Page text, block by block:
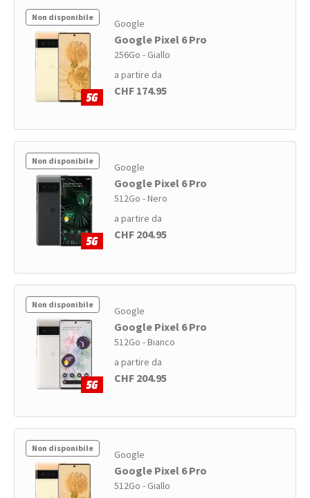
Non disponibile Google
Google Pixel 6 Pro
256Go - Giallo
a partire da
CHF 174.95
Non disponibile Google
Google Pixel 6 Pro
512Go - Nero
a partire da
CHF 204.95
Non disponibile Google
Google Pixel 6 Pro
512Go - Bianco
a partire da
CHF 204.95
Non disponibile Google
Google Pixel 6 Pro
512Go - Giallo